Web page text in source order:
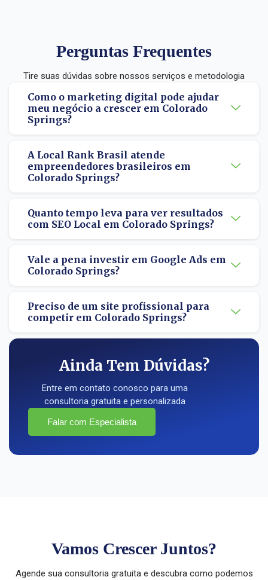
Perguntas Frequentes
Tire suas dúvidas sobre nossos serviços e metodologia
Como o marketing digital pode ajudar
meu negócio a crescer em Colorado
Springs?
A Local Rank Brasil atende
empreendedores brasileiros em
Colorado Springs?
Quanto tempo leva para ver resultados
com SEO Local em Colorado Springs?
Vale a pena investir em Google Ads em
Colorado Springs?
Preciso de um site profissional para
competir em Colorado Springs?
Ainda Tem Dúvidas?
Entre em contato conosco para uma
consultoria gratuita e personalizada
Falar com Especialista
Vamos Crescer Juntos?
Agende sua consultoria gratuita e descubra como podemos